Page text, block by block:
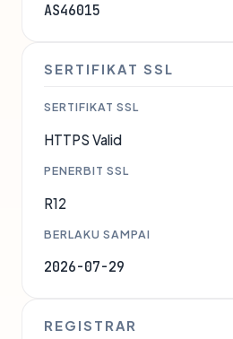
AS46015
SERTIFIKAT SSL
SERTIFIKAT SSL
HTTPS Valid
PENERBIT SSL
R12
BERLAKU SAMPAI
2026-07-29
REGISTRAR